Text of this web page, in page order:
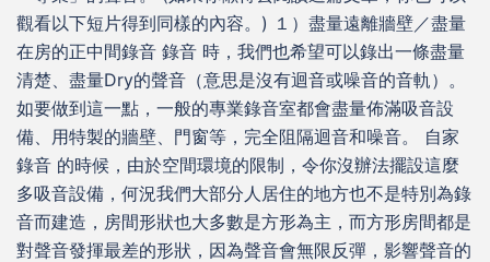
觀看以下短片得到同樣的內容。) １）盡量遠離牆壁／盡量
在房的正中間錄音 錄音 時，我們也希望可以錄出一條盡量
清楚、盡量Dry的聲音（意思是沒有迴音或噪音的音軌）。
如要做到這一點，一般的專業錄音室都會盡量佈滿吸音設
備、用特製的牆壁、門窗等，完全阻隔迴音和噪音。 自家
錄音 的時候，由於空間環境的限制，令你沒辦法擺設這麼
多吸音設備，何況我們大部分人居住的地方也不是特別為錄
音而建造，房間形狀也大多數是方形為主，而方形房間都是
對聲音發揮最差的形狀，因為聲音會無限反彈，影響聲音的